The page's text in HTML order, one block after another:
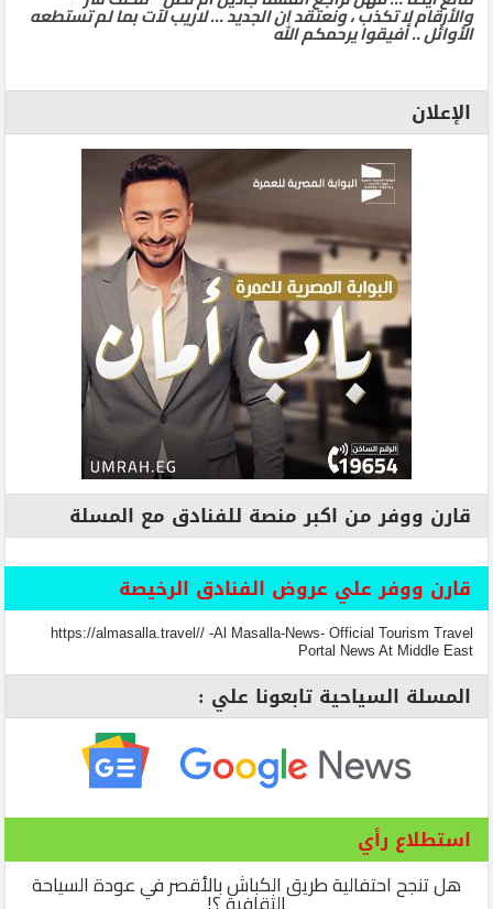
والأرقام لا تكذب ، ونعتقد ان الجديد … لاريب لآت بما لم تستطعه
الأوائل .. أفيقوا يرحمكم الله
الإعلان
قارن ووفر من اكبر منصة للفنادق مع المسلة
قارن ووفر علي عروض الفنادق الرخيصة
https://almasalla.travel// -Al Masalla-News- Official Tourism Travel
Portal News At Middle East
المسلة السياحية تابعونا علي :
استطلاع رأي
هل تنجح احتفالية طريق الكباش بالأقصر في عودة السياحة